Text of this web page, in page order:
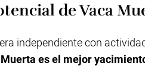
de Vaca
independiente con
Muerta es el mejor